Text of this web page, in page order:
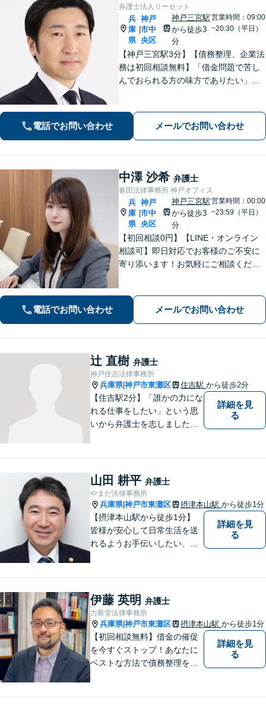
弁護士法人リーセット
兵
庫
県
神戸
市中
央区
神戸三宮駅
から徒歩3
分
営業時間：09:00
~20:30（平日）
【神戸三宮駅3分】【債務整理、企業法
務は初回相談無料】「借金問題で苦し
んでおられる方の味方でありたい」
EやChatworkなどに対応」
電話でお問い合わせ メールでお問い合わせ
中澤 沙希 弁護士
春田法律事務所 神戸オフィス
兵
庫
県
神戸
市中
央区
神戸三宮駅
から徒歩3
分
営業時間：00:00
~23:59（平日）
【初回相談0円】【LINE・オンライン
相談可】即日対応でお客様のご不安に
寄り添います！お気軽にご相談くださ
電話でお問い合わせ メールでお問い合わせ
辻 直樹 弁護士
神戸住吉法律事務所
兵庫県|神戸市東灘区 住吉駅 から徒歩2分
【住吉駅2分】「誰かの力にな
れる仕事をしたい」という思
いから弁護士を志しました。
うぞ一人で抱え込まず、お気
軽にご相談ください。
詳細を見
る
山田 耕平 弁護士
やまだ法律事務所
兵庫県|神戸市東灘区 摂津本山駅 から徒歩1分
【摂津本山駅から徒歩1分】
皆様が安心して日常生活を送
れるようお手伝いしたい、皆
たら、お気軽にご相談くださ
い。
詳細を見
る
伊藤 英明 弁護士
力新堂法律事務所
兵庫県|神戸市東灘区 摂津本山駅 から徒歩1分
【初回相談無料】借金の催促
を今すぐストップ！あなたに
ベストな方法で債務整理をサ
詳細を見
る